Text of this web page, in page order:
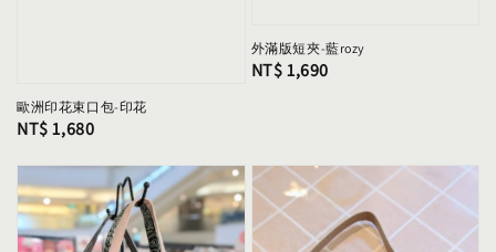
歐洲印花束口包-印花
Regular
NT$ 1,680
外滿版短夾-藍rozy
Regular
NT$ 1,690